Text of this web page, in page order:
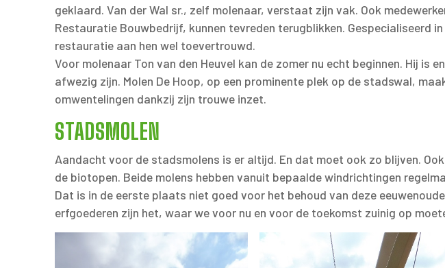
geklaard. Van der Wal sr., zelf molenaar, verstaat zijn vak. Ook
Restauratie Bouwbedrijf, kunnen tevreden terugblikken. Gespecialiseerd
restauratie aan hen wel toevertrouwd.
Voor molenaar Ton van den Heuvel kan de zomer nu echt beginnen. Hij is
afwezig zijn. Molen De Hoop, op een prominente plek op de stadswal,
omwentelingen dankzij zijn trouwe inzet.
STADSMOLEN
Aandacht voor de stadsmolens is er altijd. En dat moet ook zo blijven.
de biotopen. Beide molens hebben vanuit bepaalde windrichtingen
Dat is in de eerste plaats niet goed voor het behoud van deze
erfgoederen zijn het, waar we voor nu en voor de toekomst zuinig op